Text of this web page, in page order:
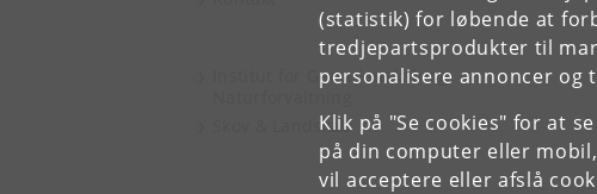
(statistik) for løbende at
tredjepartsprodukter til
personalisere annoncer og
Klik på "Se cookies" for at
på din computer eller
vil acceptere eller afslå
Institut for Geovidenskab og
Skov & Landskab